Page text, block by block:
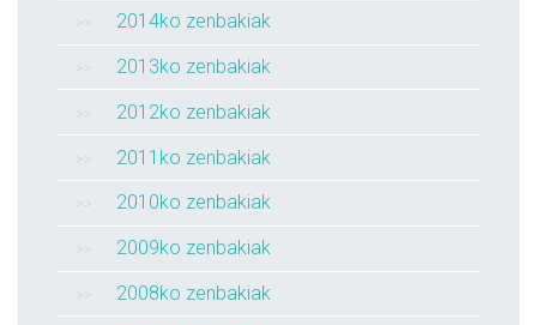
2014ko zenbakiak
2013ko zenbakiak
2012ko zenbakiak
2011ko zenbakiak
2010ko zenbakiak
2009ko zenbakiak
2008ko zenbakiak